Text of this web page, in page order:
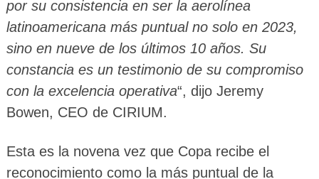
por su consistencia en ser la aerolínea
latinoamericana más puntual no solo en 2023,
sino en nueve de los últimos 10 años. Su
constancia es un testimonio de su compromiso
con la excelencia operativa“, dijo Jeremy
Bowen, CEO de CIRIUM.
Esta es la novena vez que Copa recibe el
reconocimiento como la más puntual de la